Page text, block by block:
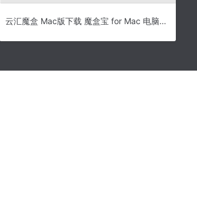
云汇魔盒 Mac版下载 魔盒宝 for Mac 电脑系统备份软件 3.3 苹果官方版